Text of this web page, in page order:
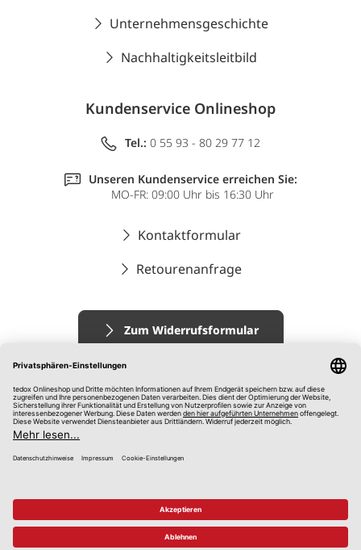
Unternehmensgeschichte
Nachhaltigkeitsleitbild
Kundenservice Onlineshop
Tel.: 0 55 93 - 80 29 77 12
Unseren Kundenservice erreichen Sie:
MO-FR: 09:00 Uhr bis 16:30 Uhr
Kontaktformular
Retourenanfrage
Zum Widerrufsformular
© 2026 tedox KG
Impressum
AGB
Datenschutz
Hinweisgebersystem